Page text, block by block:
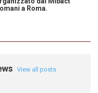
a Roma.
View all posts